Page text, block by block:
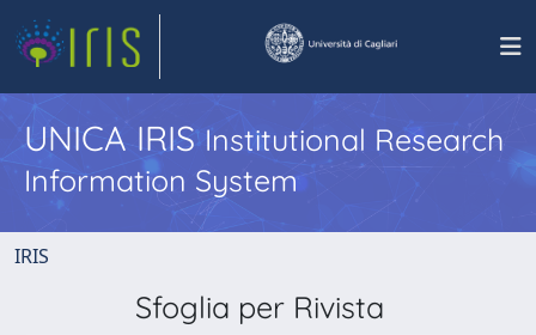
UNICA IRISInstitutional Research
Information System
IRIS
Sfoglia per Rivista